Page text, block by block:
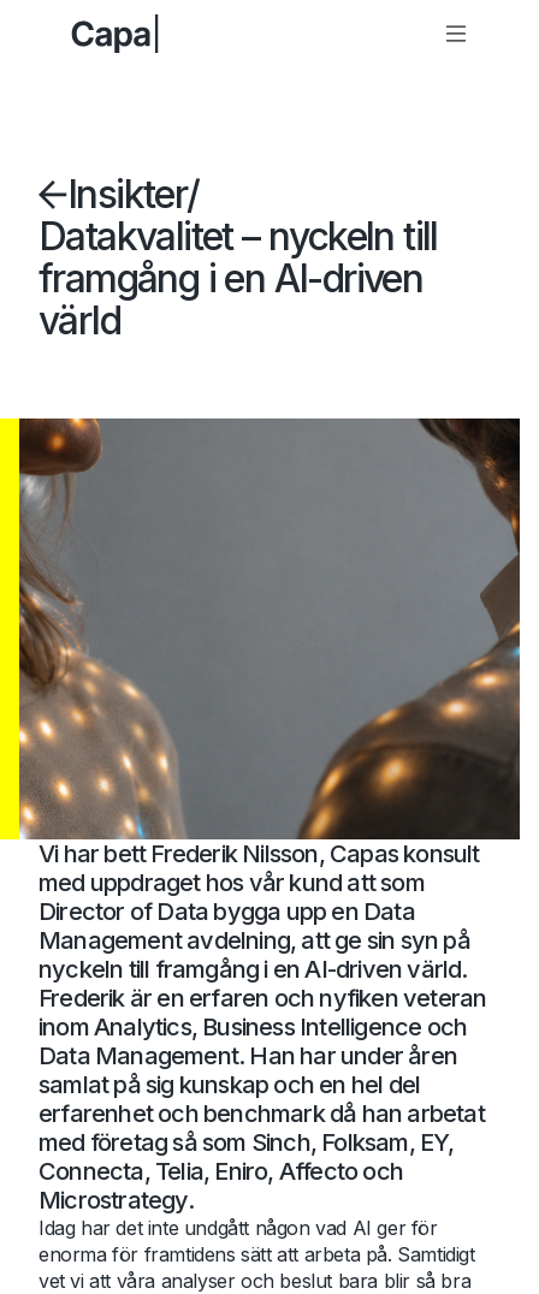
Insikter/
Datakvalitet – nyckeln till
framgång i en AI-driven
värld
Vi har bett Frederik Nilsson, Capas konsult
med uppdraget hos vår kund att som
Director of Data bygga upp en Data
Management avdelning, att ge sin syn på
nyckeln till framgång i en AI-driven värld.
Frederik är en erfaren och nyfiken veteran
inom Analytics, Business Intelligence och
Data Management. Han har under åren
samlat på sig kunskap och en hel del
erfarenhet och benchmark då han arbetat
med företag så som Sinch, Folksam, EY,
Connecta, Telia, Eniro, Affecto och
Microstrategy.
Idag har det inte undgått någon vad AI ger för
enorma för framtidens sätt att arbeta på. Samtidigt
vet vi att våra analyser och beslut bara blir så bra